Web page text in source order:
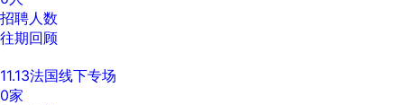
招聘人数
往期回顾
11.13法国线下专场
0家